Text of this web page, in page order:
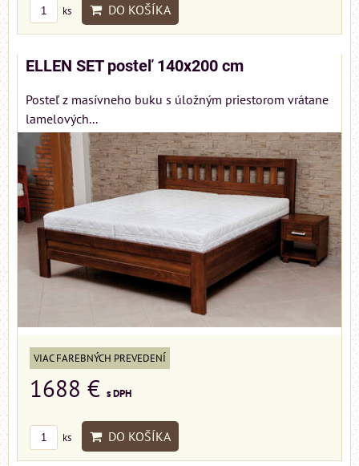
ks DO KOŠÍKA
ELLEN SET posteľ 140x200 cm
Posteľ z masívneho buku s úložným priestorom vrátane
lamelových...
VIAC FAREBNÝCH PREVEDENÍ
1688 € s DPH
ks DO KOŠÍKA